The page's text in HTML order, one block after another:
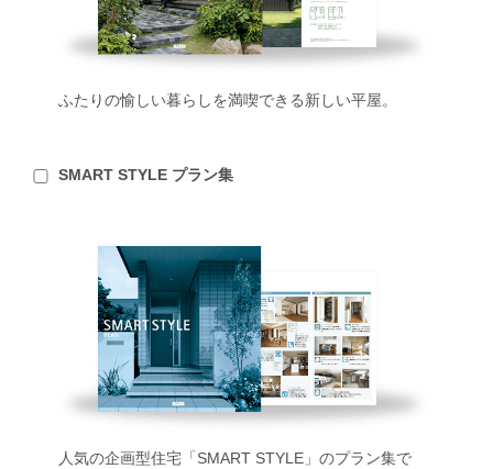
ふたりの愉しい暮らしを満喫できる新しい平屋。
SMART STYLE プラン集
人気の企画型住宅「SMART STYLE」のプラン集で